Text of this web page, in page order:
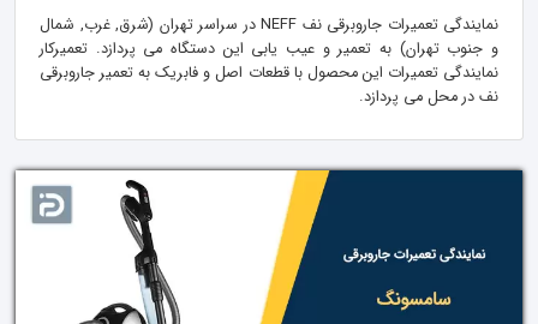
نمایندگی تعمیرات جاروبرقی نف NEFF در سراسر تهران (شرق, غرب, شمال
و جنوب تهران) به تعمیر و عیب یابی این دستگاه می پردازد. تعمیرکار
نمایندگی تعمیرات این محصول با قطعات اصل و فابریک به تعمیر جاروبرقی
نف در محل می پردازد.